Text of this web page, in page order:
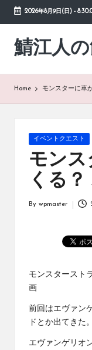
Skip
content
2026年8月9日(日)-
鯖江人
日々
の
Home モンスターに車
Posted
イベントクエスト
モンス
くる
By wpmaster
モンスタースト
画
前回はエヴァン
ドとか出てきた。
エヴァンゲリオ